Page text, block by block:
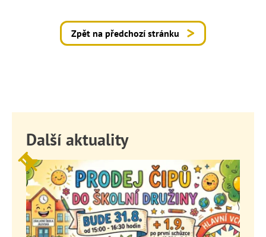
Zpět na předchozí stránku
Další aktuality